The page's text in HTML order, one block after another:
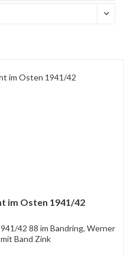
im Osten 1941/42
42 88 im Bandring, Werner
Band Zink